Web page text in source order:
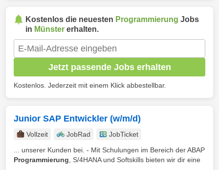
Kostenlos die neuesten Programmierung Jobs
in Münster erhalten.
Jetzt passende Jobs erhalten
Kostenlos. Jederzeit mit einem Klick abbestellbar.
Junior SAP Entwickler (w/m/d)
Vollzeit JobRad
JobTicket
... unserer Kunden bei. - Mit Schulungen im Bereich der ABAP
Programmierung , S/4HANA und Softskills bieten wir dir eine